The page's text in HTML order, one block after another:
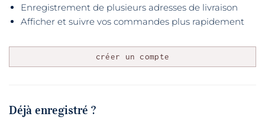
Enregistrement de plusieurs adresses de livraison
Afficher et suivre vos commandes plus rapidement
créer un compte
Déjà enregistré ?